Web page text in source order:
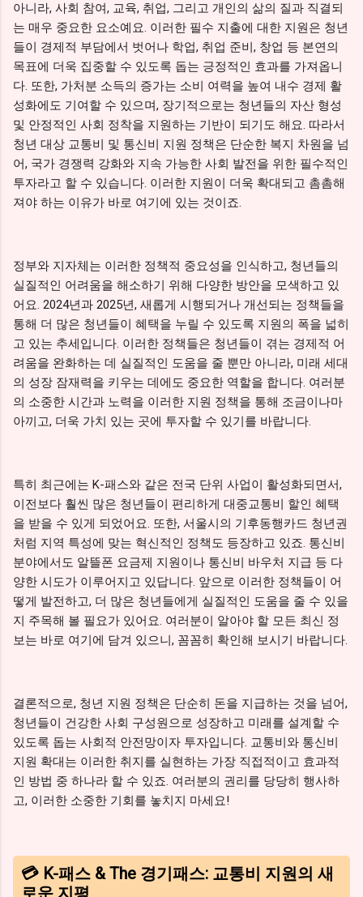
아니라, 사회 참여, 교육, 취업, 그리고 개인의 삶의 질과 직결되
는 매우 중요한 요소예요. 이러한 필수 지출에 대한 지원은 청년
들이 경제적 부담에서 벗어나 학업, 취업 준비, 창업 등 본연의
목표에 더욱 집중할 수 있도록 돕는 긍정적인 효과를 가져옵니
다. 또한, 가처분 소득의 증가는 소비 여력을 높여 내수 경제 활
성화에도 기여할 수 있으며, 장기적으로는 청년들의 자산 형성
및 안정적인 사회 정착을 지원하는 기반이 되기도 해요. 따라서
청년 대상 교통비 및 통신비 지원 정책은 단순한 복지 차원을 넘
어, 국가 경쟁력 강화와 지속 가능한 사회 발전을 위한 필수적인
투자라고 할 수 있습니다. 이러한 지원이 더욱 확대되고 촘촘해
져야 하는 이유가 바로 여기에 있는 것이죠.
정부와 지자체는 이러한 정책적 중요성을 인식하고, 청년들의
실질적인 어려움을 해소하기 위해 다양한 방안을 모색하고 있
어요. 2024년과 2025년, 새롭게 시행되거나 개선되는 정책들을
통해 더 많은 청년들이 혜택을 누릴 수 있도록 지원의 폭을 넓히
고 있는 추세입니다. 이러한 정책들은 청년들이 겪는 경제적 어
려움을 완화하는 데 실질적인 도움을 줄 뿐만 아니라, 미래 세대
의 성장 잠재력을 키우는 데에도 중요한 역할을 합니다. 여러분
의 소중한 시간과 노력을 이러한 지원 정책을 통해 조금이나마
아끼고, 더욱 가치 있는 곳에 투자할 수 있기를 바랍니다.
특히 최근에는 K-패스와 같은 전국 단위 사업이 활성화되면서,
이전보다 훨씬 많은 청년들이 편리하게 대중교통비 할인 혜택
을 받을 수 있게 되었어요. 또한, 서울시의 기후동행카드 청년권
처럼 지역 특성에 맞는 혁신적인 정책도 등장하고 있죠. 통신비
분야에서도 알뜰폰 요금제 지원이나 통신비 바우처 지급 등 다
양한 시도가 이루어지고 있답니다. 앞으로 이러한 정책들이 어
떻게 발전하고, 더 많은 청년들에게 실질적인 도움을 줄 수 있을
지 주목해 볼 필요가 있어요. 여러분이 알아야 할 모든 최신 정
보는 바로 여기에 담겨 있으니, 꼼꼼히 확인해 보시기 바랍니다.
결론적으로, 청년 지원 정책은 단순히 돈을 지급하는 것을 넘어,
청년들이 건강한 사회 구성원으로 성장하고 미래를 설계할 수
있도록 돕는 사회적 안전망이자 투자입니다. 교통비와 통신비
지원 확대는 이러한 취지를 실현하는 가장 직접적이고 효과적
인 방법 중 하나라 할 수 있죠. 여러분의 권리를 당당히 행사하
고, 이러한 소중한 기회를 놓치지 마세요!
💳 K-패스 & The 경기패스: 교통비 지원의 새
로운 지평